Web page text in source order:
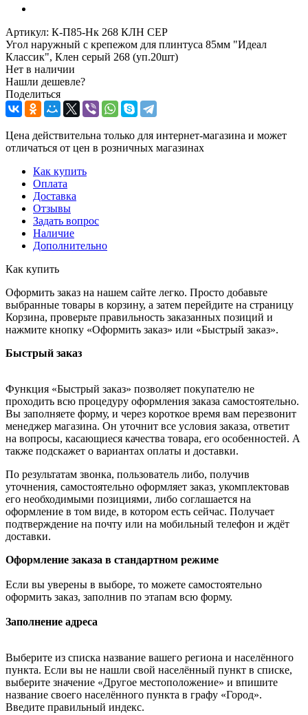
Артикул: К-П85-Нк 268 КЛН СЕР
Угол наружный с крепежом для плинтуса 85мм "Идеал
Классик", Клен серый 268 (уп.20шт)
Нет в наличии
Нашли дешевле?
Поделиться
Цена действительна только для интернет-магазина и может
отличаться от цен в розничных магазинах
Как купить
Оплата
Доставка
Отзывы
Задать вопрос
Наличие
Дополнительно
Как купить
Оформить заказ на нашем сайте легко. Просто добавьте
выбранные товары в корзину, а затем перейдите на страницу
Корзина, проверьте правильность заказанных позиций и
нажмите кнопку «Оформить заказ» или «Быстрый заказ».
Быстрый заказ
Функция «Быстрый заказ» позволяет покупателю не
проходить всю процедуру оформления заказа самостоятельно.
Вы заполняете форму, и через короткое время вам перезвонит
менеджер магазина. Он уточнит все условия заказа, ответит
на вопросы, касающиеся качества товара, его особенностей. А
также подскажет о вариантах оплаты и доставки.
По результатам звонка, пользователь либо, получив
уточнения, самостоятельно оформляет заказ, укомплектовав
его необходимыми позициями, либо соглашается на
оформление в том виде, в котором есть сейчас. Получает
подтверждение на почту или на мобильный телефон и ждёт
доставки.
Оформление заказа в стандартном режиме
Если вы уверены в выборе, то можете самостоятельно
оформить заказ, заполнив по этапам всю форму.
Заполнение адреса
Выберите из списка название вашего региона и населённого
пункта. Если вы не нашли свой населённый пункт в списке,
выберите значение «Другое местоположение» и впишите
название своего населённого пункта в графу «Город».
Введите правильный индекс.